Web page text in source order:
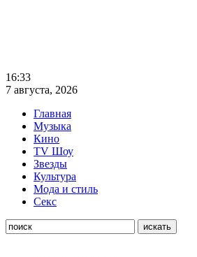
16:33
7 августа, 2026
Главная
Музыка
Кино
TV Шоу
Звезды
Культура
Мода и стиль
Секс